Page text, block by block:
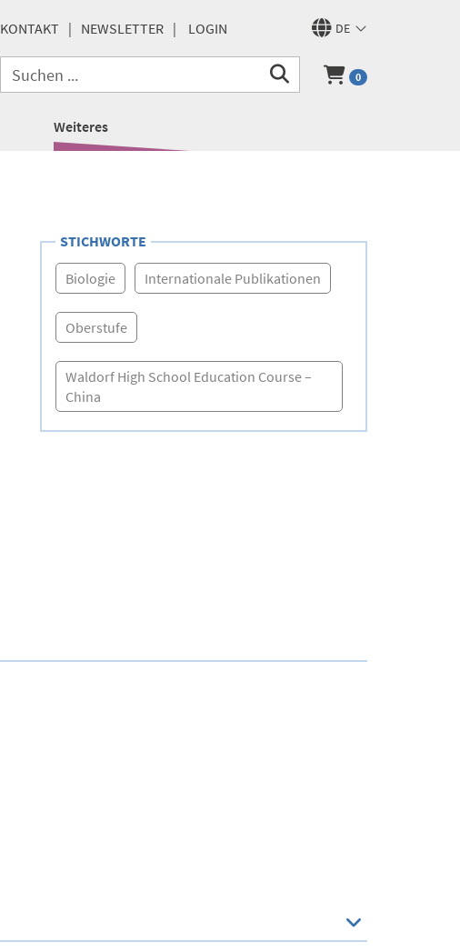
DE
KONTAKT NEWSLETTER LOGIN
0
Weiteres
STICHWORTE
Biologie Internationale Publikationen
Oberstufe
Waldorf High School Education Course –
China